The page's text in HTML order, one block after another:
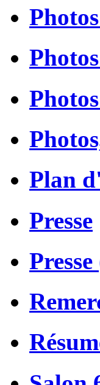
Plan
Presse